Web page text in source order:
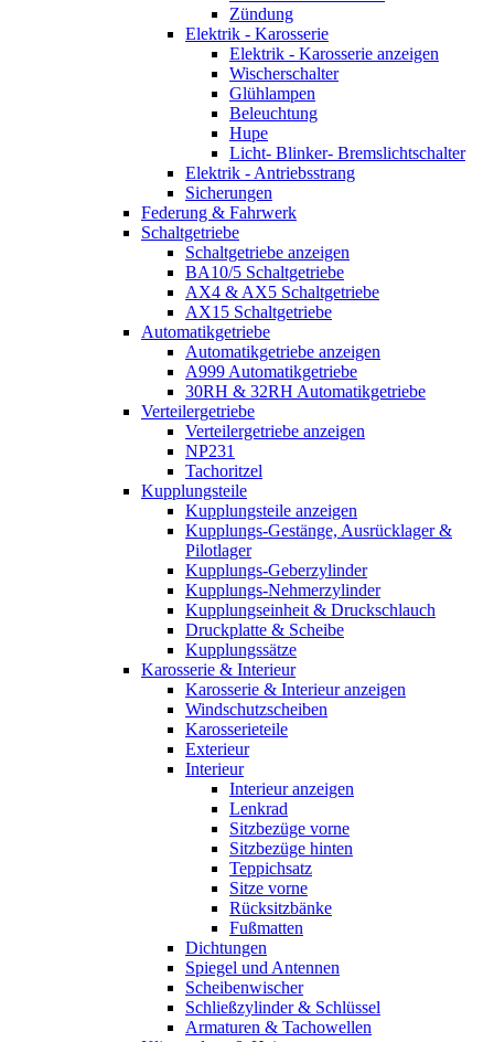
Zündung
Elektrik - Karosserie
Elektrik - Karosserie anzeigen
Wischerschalter
Glühlampen
Beleuchtung
Hupe
Licht- Blinker- Bremslichtschalter
Elektrik - Antriebsstrang
Sicherungen
Federung & Fahrwerk
Schaltgetriebe
Schaltgetriebe anzeigen
BA10/5 Schaltgetriebe
AX4 & AX5 Schaltgetriebe
AX15 Schaltgetriebe
Automatikgetriebe
Automatikgetriebe anzeigen
A999 Automatikgetriebe
30RH & 32RH Automatikgetriebe
Verteilergetriebe
Verteilergetriebe anzeigen
NP231
Tachoritzel
Kupplungsteile
Kupplungsteile anzeigen
Kupplungs-Gestänge, Ausrücklager &
Pilotlager
Kupplungs-Geberzylinder
Kupplungs-Nehmerzylinder
Kupplungseinheit & Druckschlauch
Druckplatte & Scheibe
Kupplungssätze
Karosserie & Interieur
Karosserie & Interieur anzeigen
Windschutzscheiben
Karosserieteile
Exterieur
Interieur
Interieur anzeigen
Lenkrad
Sitzbezüge vorne
Sitzbezüge hinten
Teppichsatz
Sitze vorne
Rücksitzbänke
Fußmatten
Dichtungen
Spiegel und Antennen
Scheibenwischer
Schließzylinder & Schlüssel
Armaturen & Tachowellen